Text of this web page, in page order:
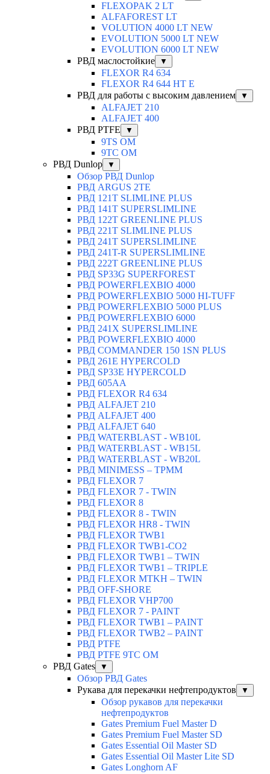
FLEXOPAK 2 LT
ALFAFOREST LT
VOLUTION 4000 LT NEW
EVOLUTION 5000 LT NEW
EVOLUTION 6000 LT NEW
РВД маслостойкие
▼
FLEXOR R4 634
FLEXOR R4 644 HT E
РВД для работы с высоким давлением
▼
ALFAJET 210
ALFAJET 400
РВД PTFE
▼
9TS OM
9TC OM
РВД Dunlop
▼
Обзор РВД Dunlop
РВД ARGUS 2TE
РВД 121T SLIMLINE PLUS
РВД 141T SUPERSLIMLINE
РВД 122T GREENLINE PLUS
РВД 221T SLIMLINE PLUS
РВД 241T SUPERSLIMLINE
РВД 241T-R SUPERSLIMLINE
РВД 222T GREENLINE PLUS
РВД SP33G SUPERFOREST
РВД POWERFLEXBIO 4000
РВД POWERFLEXBIO 5000 HI-TUFF
РВД POWERFLEXBIO 5000 PLUS
РВД POWERFLEXBIO 6000
РВД 241X SUPERSLIMLINE
РВД POWERFLEXBIO 4000
РВД СOMMANDER 150 1SN PLUS
РВД 261E HYPERCOLD
РВД SP33E HYPERCOLD
РВД 605AA
РВД FLEXOR R4 634
РВД ALFAJET 210
РВД ALFAJET 400
РВД ALFAJET 640
РВД WATERBLAST - WB10L
РВД WATERBLAST - WB15L
РВД WATERBLAST - WB20L
РВД MINIMESS – TPMM
РВД FLEXOR 7
РВД FLEXOR 7 - TWIN
РВД FLEXOR 8
РВД FLEXOR 8 - TWIN
РВД FLEXOR HR8 - TWIN
РВД FLEXOR TWB1
РВД FLEXOR TWB1-CO2
РВД FLEXOR TWB1 – TWIN
РВД FLEXOR TWB1 – TRIPLE
РВД FLEXOR MTKH – TWIN
РВД OFF-SHORE
РВД FLEXOR VHP700
РВД FLEXOR 7 - PAINT
РВД FLEXOR TWB1 – PAINT
РВД FLEXOR TWB2 – PAINT
РВД PTFE
РВД PTFE 9TC OM
РВД Gates
▼
Обзор РВД Gates
Рукава для перекачки нефтепродуктов
▼
Обзор рукавов для перекачки
нефтепродуктов
Gates Premium Fuel Master D
Gates Premium Fuel Master SD
Gates Essential Oil Master SD
Gates Essential Oil Master Lite SD
Gates Longhorn AF